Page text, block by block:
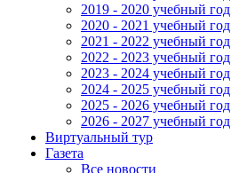
2019 - 2020 учебный год
2020 - 2021 учебный год
2021 - 2022 учебный год
2022 - 2023 учебный год
2023 - 2024 учебный год
2024 - 2025 учебный год
2025 - 2026 учебный год
2026 - 2027 учебный год
Виртуальный тур
Газета
Все новости